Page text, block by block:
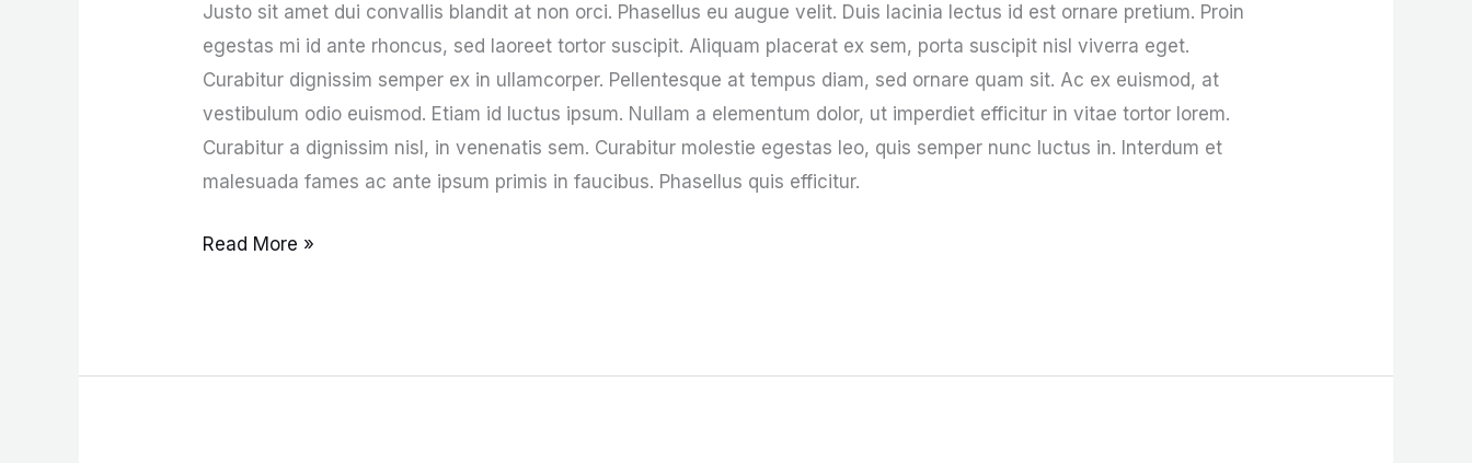
Justo sit amet dui convallis blandit at non orci. Phasellus eu augue velit. Duis lacinia lectus id est ornare pretium. Proin
egestas mi id ante rhoncus, sed laoreet tortor suscipit. Aliquam placerat ex sem, porta suscipit nisl viverra eget.
Curabitur dignissim semper ex in ullamcorper. Pellentesque at tempus diam, sed ornare quam sit. Ac ex euismod, at
vestibulum odio euismod. Etiam id luctus ipsum. Nullam a elementum dolor, ut imperdiet efficitur in vitae tortor lorem.
Curabitur a dignissim nisl, in venenatis sem. Curabitur molestie egestas leo, quis semper nunc luctus in. Interdum et
malesuada fames ac ante ipsum primis in faucibus. Phasellus quis efficitur.
Read More »